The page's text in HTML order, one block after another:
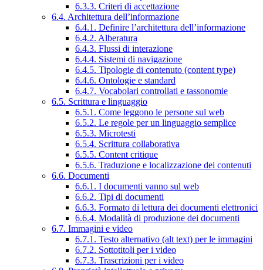
6.3.3. Criteri di accettazione
6.4. Architettura dell’informazione
6.4.1. Definire l’architettura dell’informazione
6.4.2. Alberatura
6.4.3. Flussi di interazione
6.4.4. Sistemi di navigazione
6.4.5. Tipologie di contenuto (content type)
6.4.6. Ontologie e standard
6.4.7. Vocabolari controllati e tassonomie
6.5. Scrittura e linguaggio
6.5.1. Come leggono le persone sul web
6.5.2. Le regole per un linguaggio semplice
6.5.3. Microtesti
6.5.4. Scrittura collaborativa
6.5.5. Content critique
6.5.6. Traduzione e localizzazione dei contenuti
6.6. Documenti
6.6.1. I documenti vanno sul web
6.6.2. Tipi di documenti
6.6.3. Formato di lettura dei documenti elettronici
6.6.4. Modalità di produzione dei documenti
6.7. Immagini e video
6.7.1. Testo alternativo (alt text) per le immagini
6.7.2. Sottotitoli per i video
6.7.3. Trascrizioni per i video